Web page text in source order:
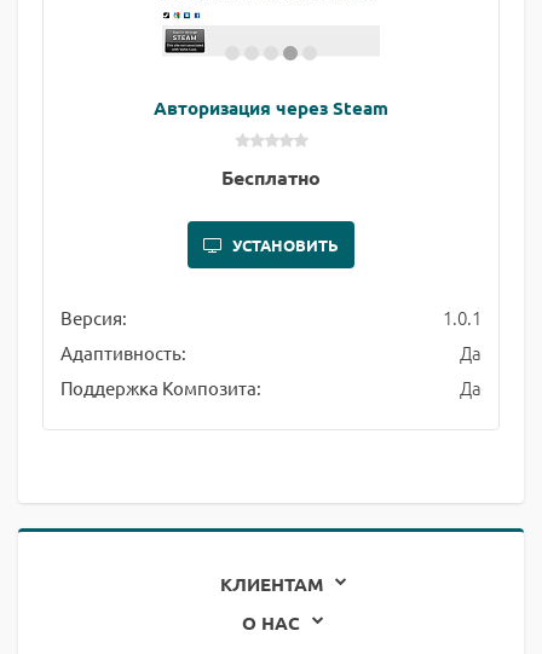
Авторизация через Steam
Бесплатно
УСТАНОВИТЬ
Версия: 1.0.1
Адаптивность: Да
Поддержка Композита: Да
КЛИЕНТАМ
О НАС